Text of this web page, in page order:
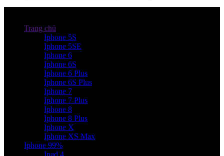
Trang chủ
Iphone 5S
Iphone 5SE
Iphone 6
Iphone 6S
Iphone 6 Plus
Iphone 6S Plus
Iphone 7
Iphone 7 Plus
Iphone 8
Iphone 8 Plus
Iphone X
Iphone XS Max
Iphone 99%
Ipad 4